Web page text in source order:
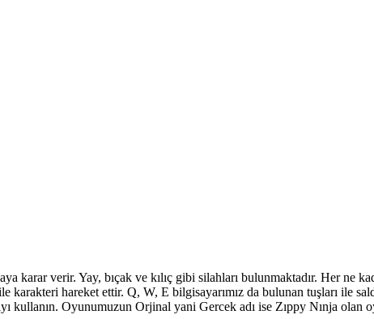
karar verir. Yay, bıçak ve kılıç gibi silahları bulunmaktadır. Her ne
karakteri hareket ettir. Q, W, E bilgisayarımız da bulunan tuşları ile
kullanın. Oyunumuzun Orjinal yani Gercek adı ise Zıppy Nınja